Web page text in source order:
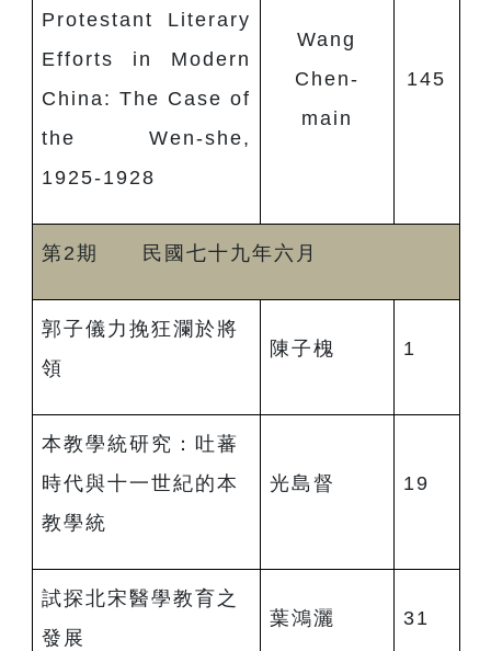
Protestant Literary
Efforts in Modern
China: The Case of
the Wen-she,
1925-1928
Wang
Chen-
main
145
第2期 民國七十九年六月
郭子儀力挽狂瀾於將
領
陳子槐 1
本教學統研究：吐蕃
時代與十一世紀的本
教學統
光島督 19
試探北宋醫學教育之
發展
葉鴻灑 31